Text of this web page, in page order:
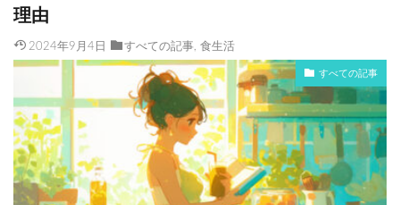
理由
2024年9月4日 すべての記事, 食生活
すべての記事